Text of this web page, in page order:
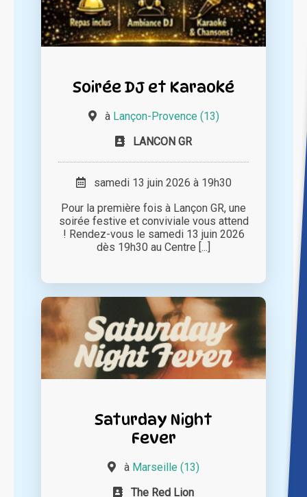
Soirée DJ et Karaoké
à Lançon-Provence (13)
LANCON GR
samedi 13 juin 2026 à 19h30
Pour la première fois à Lançon GR, une
soirée festive et conviviale vous attend
! Rendez-vous le samedi 13 juin 2026
dès 19h30 au Centre [...]
Saturday Night
Fever
à Marseille (13)
The Red Lion